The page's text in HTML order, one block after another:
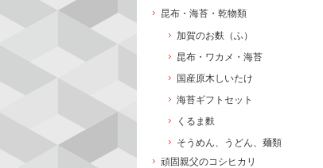
昆布・海苔・乾物類
加賀のお麩（ふ）
昆布・ワカメ・海苔
国産原木しいたけ
海苔ギフトセット
くるま麩
そうめん、うどん、麺類
頑固親父のコシヒカリ